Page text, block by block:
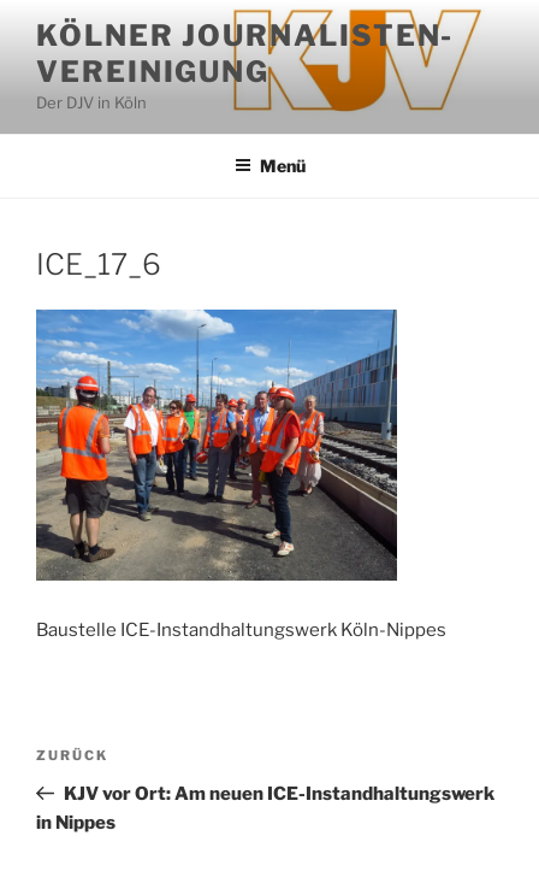
Inhalt
springen
KÖLNER JOURNALISTEN-
VEREINIGUNG
Der DJV in Köln
Menü
ICE_17_6
Baustelle ICE-Instandhaltungswerk Köln-Nippes
Beitragsnavigation
Vorheriger
Beitrag
ZURÜCK
KJV vor Ort: Am neuen ICE-Instandhaltungswerk
in Nippes